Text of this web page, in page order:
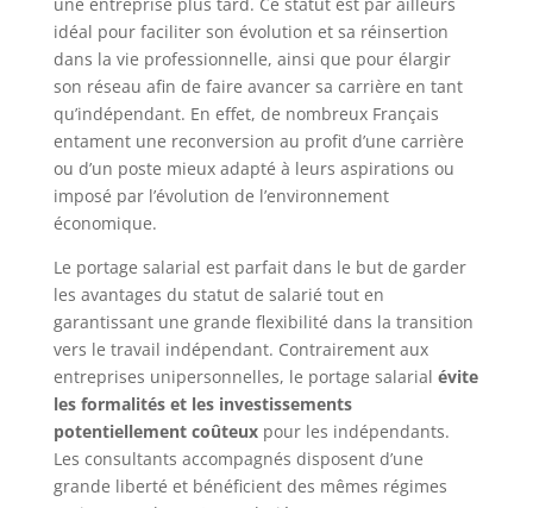
idéal pour faciliter son évolution et sa réinsertion
dans la vie professionnelle, ainsi que pour élargir
son réseau afin de faire avancer sa carrière en tant
qu’indépendant. En effet, de nombreux Français
entament une reconversion au profit d’une carrière
ou d’un poste mieux adapté à leurs aspirations ou
imposé par l’évolution de l’environnement
économique.
Le portage salarial est parfait dans le but de garder
les avantages du statut de salarié tout en
garantissant une grande flexibilité dans la transition
vers le travail indépendant. Contrairement aux
entreprises unipersonnelles, le portage salarial évite
les formalités et les investissements
potentiellement coûteuxpour les indépendants.
Les consultants accompagnés disposent d’une
grande liberté et bénéficient des mêmes régimes